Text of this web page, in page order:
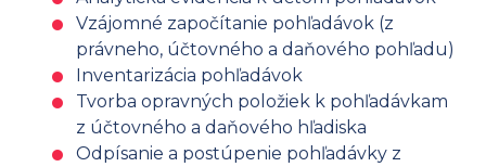
Vzájomné započítanie pohľadávok (z
právneho, účtovného a daňového pohľadu)
Inventarizácia pohľadávok
Tvorba opravných položiek k pohľadávkam
z účtovného a daňového hľadiska
Odpísanie a postúpenie pohľadávky z